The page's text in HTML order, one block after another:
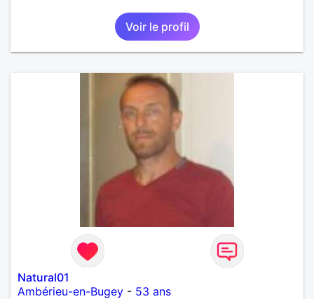
Voir le profil
Natural01
Ambérieu-en-Bugey - 53 ans